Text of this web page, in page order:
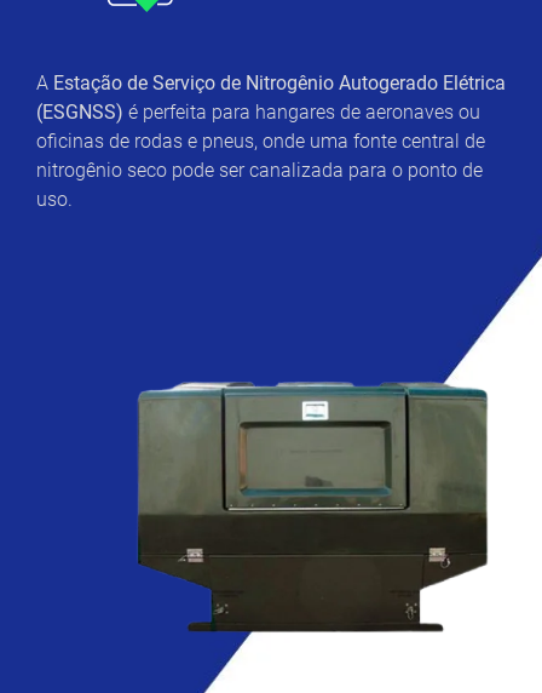
A Estação de Serviço de Nitrogênio Autogerado Elétrica
(ESGNSS) é perfeita para hangares de aeronaves ou
oficinas de rodas e pneus, onde uma fonte central de
nitrogênio seco pode ser canalizada para o ponto de
uso.